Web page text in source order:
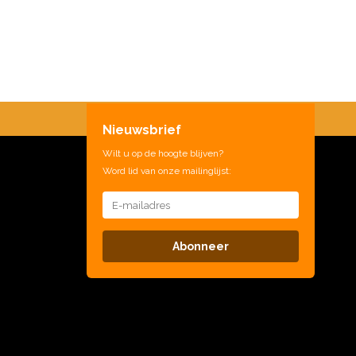
Nieuwsbrief
Wilt u op de hoogte blijven?
Word lid van onze mailinglijst:
Abonneer